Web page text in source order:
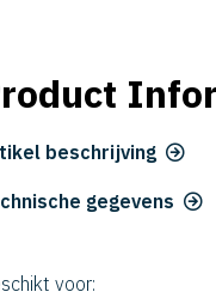
beschrijving
gegevens
voor: